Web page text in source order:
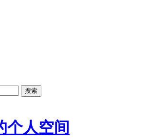
搜索
人空间